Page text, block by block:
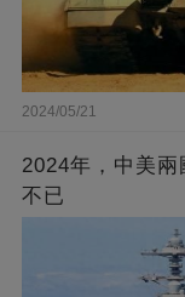
2024/05/21
2024年，中美
不已